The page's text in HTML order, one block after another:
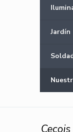
Jardín
Cecois